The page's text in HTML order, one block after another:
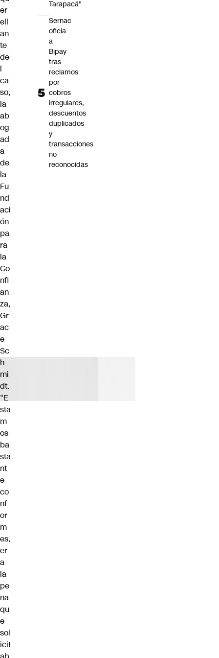
er
ell
an
te
de
l
ca
so,
la
ab
og
ad
a
de
la
Fu
nd
aci
ón
pa
ra
la
Co
nfi
an
za,
Gr
ac
e
Sc
h
mi
dt.
“E
sta
m
os
ba
sta
nt
e
co
nf
or
m
es,
er
a
la
pe
na
qu
e
sol
icit
Tarapacá"
Sernac
oficia
a
Bipay
tras
reclamos
por
cobros
irregulares,
descuentos
duplicados
y
transacciones
no
reconocidas